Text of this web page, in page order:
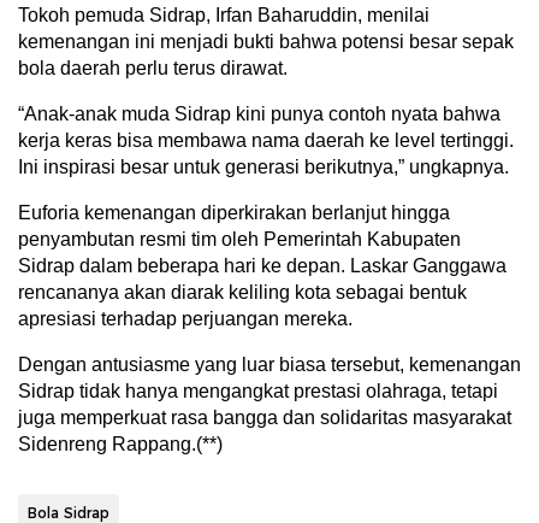
Tokoh pemuda Sidrap, Irfan Baharuddin, menilai
kemenangan ini menjadi bukti bahwa potensi besar sepak
bola daerah perlu terus dirawat.
“Anak-anak muda Sidrap kini punya contoh nyata bahwa
kerja keras bisa membawa nama daerah ke level tertinggi.
Ini inspirasi besar untuk generasi berikutnya,” ungkapnya.
Euforia kemenangan diperkirakan berlanjut hingga
penyambutan resmi tim oleh Pemerintah Kabupaten
Sidrap dalam beberapa hari ke depan. Laskar Ganggawa
rencananya akan diarak keliling kota sebagai bentuk
apresiasi terhadap perjuangan mereka.
Dengan antusiasme yang luar biasa tersebut, kemenangan
Sidrap tidak hanya mengangkat prestasi olahraga, tetapi
juga memperkuat rasa bangga dan solidaritas masyarakat
Sidenreng Rappang.(**)
Bola Sidrap